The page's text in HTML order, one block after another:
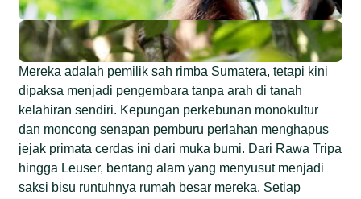
Mereka adalah pemilik sah rimba Sumatera, tetapi kini
dipaksa menjadi pengembara tanpa arah di tanah
kelahiran sendiri. Kepungan perkebunan monokultur
dan moncong senapan pemburu perlahan menghapus
jejak primata cerdas ini dari muka bumi. Dari Rawa Tripa
hingga Leuser, bentang alam yang menyusut menjadi
saksi bisu runtuhnya rumah besar mereka. Setiap